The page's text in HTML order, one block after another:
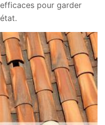
pour garder